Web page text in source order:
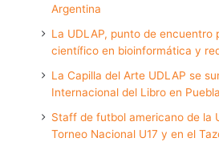
Argentina
La UDLAP, punto de encuentro
científico en bioinformática y
La Capilla del Arte UDLAP se
Internacional del Libro en Puebla
Staff de futbol americano de la
Torneo Nacional U17 y en el